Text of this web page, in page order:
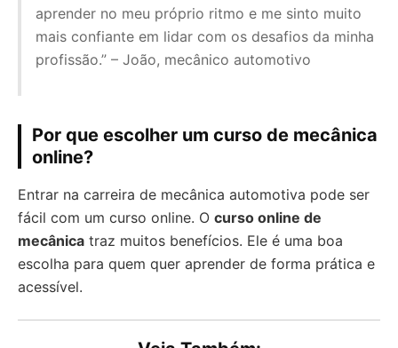
aprender no meu próprio ritmo e me sinto muito
mais confiante em lidar com os desafios da minha
profissão.” – João, mecânico automotivo
Por que escolher um curso de mecânica
online?
Entrar na carreira de mecânica automotiva pode ser
fácil com um curso online. O curso online de
mecânica traz muitos benefícios. Ele é uma boa
escolha para quem quer aprender de forma prática e
acessível.